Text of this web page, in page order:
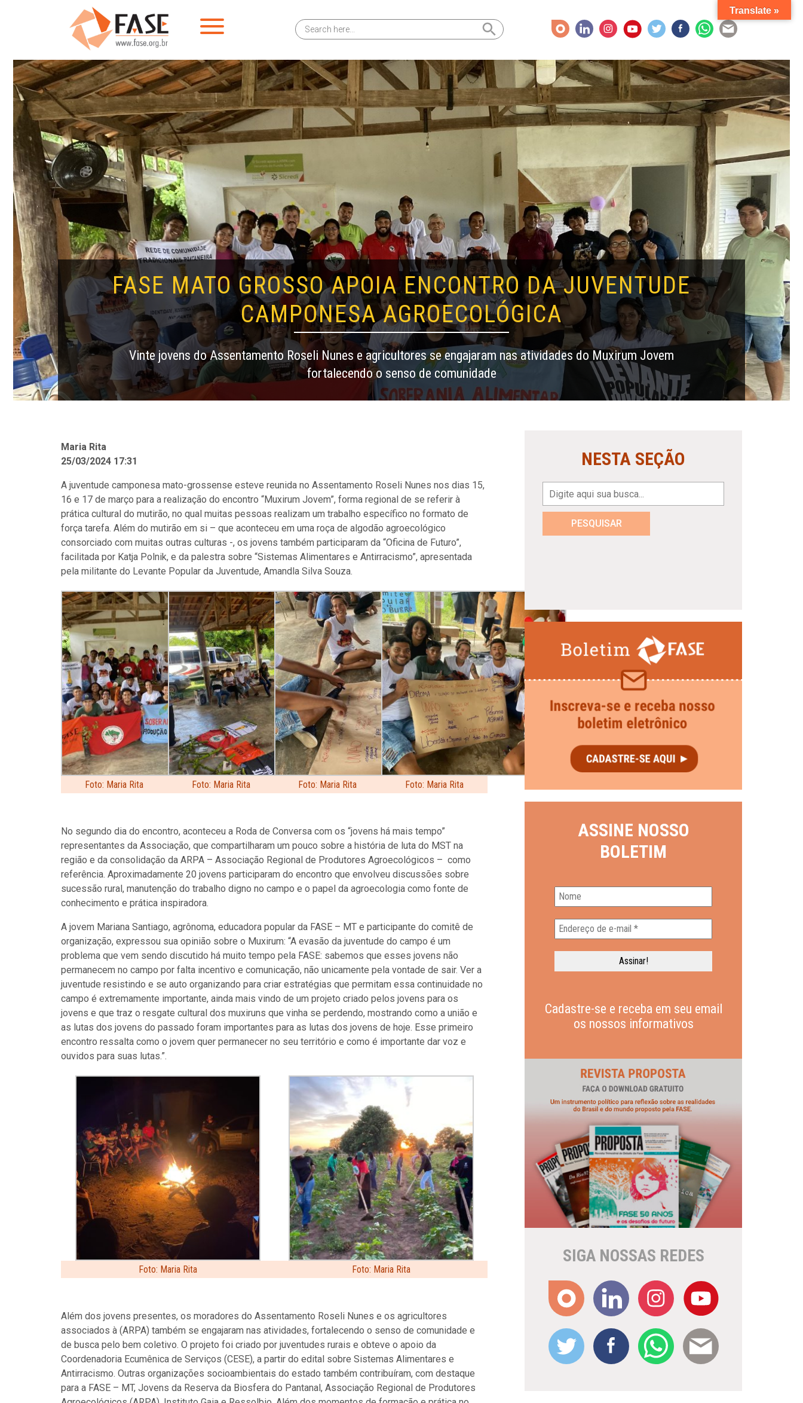
Search
for:
Search Button
FASE MATO GROSSO APOIA ENCONTRO DA JUVENTUDE
CAMPONESA AGROECOLÓGICA
Vinte jovens do Assentamento Roseli Nunes e agricultores se engajaram nas atividades do Muxirum Jovem
fortalecendo o senso de comunidade
Maria Rita
25/03/2024 17:31
A juventude camponesa mato-grossense esteve reunida no Assentamento Roseli Nunes nos dias 15,
16 e 17 de março para a realização do encontro “Muxirum Jovem”, forma regional de se referir à
prática cultural do mutirão, no qual muitas pessoas realizam um trabalho específico no formato de
força tarefa. Além do mutirão em si – que aconteceu em uma roça de algodão agroecológico
consorciado com muitas outras culturas -, os jovens também participaram da “Oficina de Futuro”,
facilitada por Katja Polnik, e da palestra sobre “Sistemas Alimentares e Antirracismo”, apresentada
pela militante do Levante Popular da Juventude, Amandla Silva Souza.
Foto: Maria Rita Foto: Maria Rita Foto: Maria Rita Foto: Maria Rita
No segundo dia do encontro, aconteceu a Roda de Conversa com os “jovens há mais tempo”
representantes da Associação, que compartilharam um pouco sobre a história de luta do MST na
região e da consolidação da ARPA – Associação Regional de Produtores Agroecológicos – como
referência. Aproximadamente 20 jovens participaram do encontro que envolveu discussões sobre
sucessão rural, manutenção do trabalho digno no campo e o papel da agroecologia como fonte de
conhecimento e prática inspiradora.
A jovem Mariana Santiago, agrônoma, educadora popular da FASE – MT e participante do comitê de
organização, expressou sua opinião sobre o Muxirum: “A evasão da juventude do campo é um
problema que vem sendo discutido há muito tempo pela FASE: sabemos que esses jovens não
permanecem no campo por falta incentivo e comunicação, não unicamente pela vontade de sair. Ver a
juventude resistindo e se auto organizando para criar estratégias que permitam essa continuidade no
campo é extremamente importante, ainda mais vindo de um projeto criado pelos jovens para os
jovens e que traz o resgate cultural dos muxiruns que vinha se perdendo, mostrando como a união e
as lutas dos jovens do passado foram importantes para as lutas dos jovens de hoje. Esse primeiro
encontro ressalta como o jovem quer permanecer no seu território e como é importante dar voz e
ouvidos para suas lutas.”.
Foto: Maria Rita Foto: Maria Rita
Além dos jovens presentes, os moradores do Assentamento Roseli Nunes e os agricultores
associados à (ARPA) também se engajaram nas atividades, fortalecendo o senso de comunidade e
de busca pelo bem coletivo. O projeto foi criado por juventudes rurais e obteve o apoio da
Coordenadoria Ecumênica de Serviços (CESE), a partir do edital sobre Sistemas Alimentares e
Antirracismo. Outras organizações socioambientais do estado também contribuíram, com destaque
para a FASE – MT, Jovens da Reserva da Biosfera do Pantanal, Associação Regional de Produtores
NESTA SEÇÃO
PESQUISAR
ASSINE NOSSO
BOLETIM
Cadastre-se e receba em seu email
os nossos informativos
SIGA NOSSAS REDES
Translate »